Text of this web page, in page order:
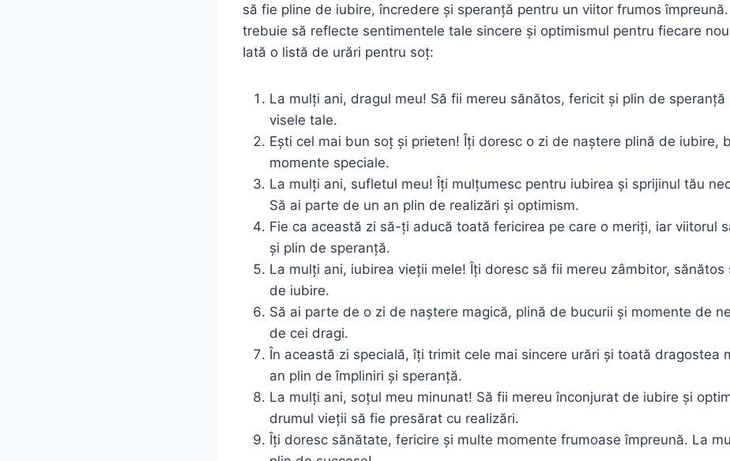
să fie pline de iubire, încredere și speranță pentru un viitor frumos
trebuie să reflecte sentimentele tale sincere și optimismul pentru fiecare
Iată o listă de urări pentru soț:
La mulți ani, dragul meu! Să fii mereu sănătos, fericit și plin de
visele tale.
Ești cel mai bun soț și prieten! Îți doresc o zi de naștere plină de iubire,
momente speciale.
La mulți ani, sufletul meu! Îți mulțumesc pentru iubirea și sprijinul tău
Să ai parte de un an plin de realizări și optimism.
Fie ca această zi să-ți aducă toată fericirea pe care o meriți, iar viitorul
și plin de speranță.
La mulți ani, iubirea vieții mele! Îți doresc să fii mereu zâmbitor, sănătos
de iubire.
Să ai parte de o zi de naștere magică, plină de bucurii și momente de
de cei dragi.
În această zi specială, îți trimit cele mai sincere urări și toată dragostea
an plin de împliniri și speranță.
La mulți ani, soțul meu minunat! Să fii mereu înconjurat de iubire și
drumul vieții să fie presărat cu realizări.
Îți doresc sănătate, fericire și multe momente frumoase împreună. La